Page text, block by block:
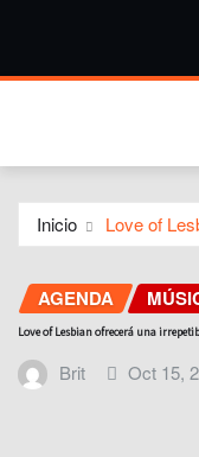
Inicio Love of
AGENDA
Love of Lesbian ofrecerá una
Brit Oct 15,